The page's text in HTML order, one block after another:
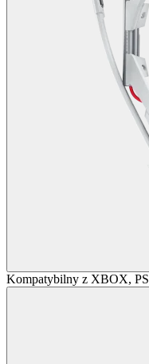
Kompatybilny z XBOX,